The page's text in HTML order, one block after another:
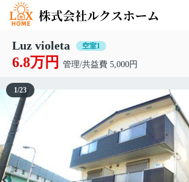
Luz violeta 空室1
6.8万円 管理/共益費 5,000円
1/23